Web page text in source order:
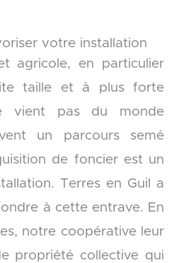
votre installation
agricole, en particulier
taille et à plus forte
vient pas du monde
un parcours semé
de foncier est un
Terres en Guil a
à cette entrave. En
notre coopérative leur
propriété collective qui